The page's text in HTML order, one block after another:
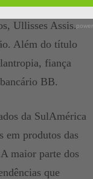
primeiro semestre
Ullisses Assis.
Além do título
fiança
BB.
da SulAmérica
em produtos das
maior parte dos
que